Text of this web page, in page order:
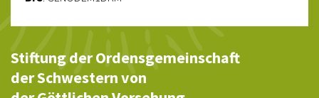
Stiftung der Ordensgemeinschaft
der Schwestern von